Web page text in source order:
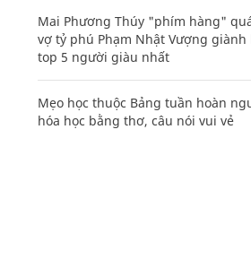
Mai Phương Thúy "phím hàng"
vợ tỷ phú Phạm Nhật Vượng
top 5 người giàu nhất
Mẹo học thuộc Bảng tuần hoàn
hóa học bằng thơ, câu nói vui vẻ